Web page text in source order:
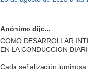
Anónimo dijo...
COMO DESARROLLAR
EN LA CONDUCCION
Cada señalización